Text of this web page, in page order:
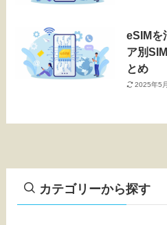
eSIMを
ア別
とめ
2025年5
カテゴリーから探す